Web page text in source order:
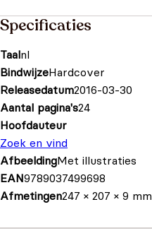
Specificaties
Taalnl
BindwijzeHardcover
Releasedatum2016-03-30
Aantal pagina's24
Hoofdauteur
Zoek en vind
AfbeeldingMet illustraties
EAN9789037499698
Afmetingen247 × 207 × 9 mm